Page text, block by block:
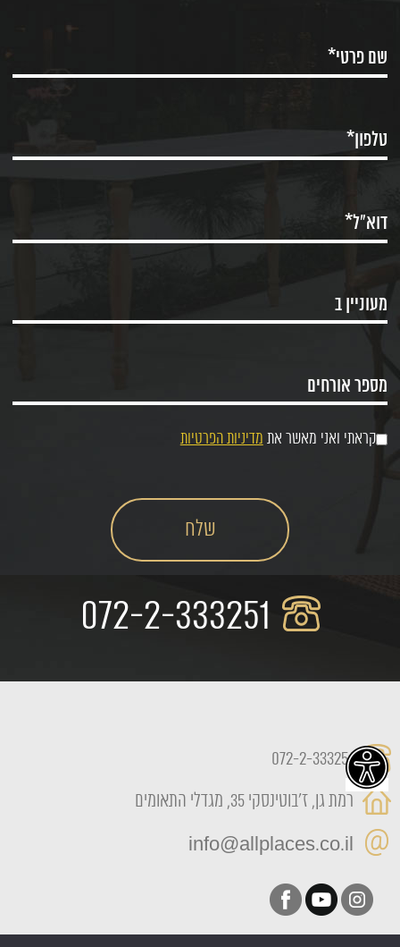
קראתי ואני מאשר את מדיניות הפרטיות
072-2-333251
רמת גן, ז'בוטינסקי 35, מגדלי התאומים
info@allplaces.co.il